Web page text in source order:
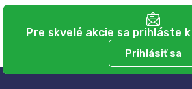
Pre skvelé akcie sa prihláste
Prihlásiť sa